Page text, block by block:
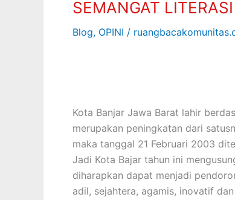
SEMANGAT
Blog, OPINI /
Kota Banjar Jawa Barat lahir
merupakan peningkatan dari
maka tanggal 21 Februari 2003
Jadi Kota Bajar tahun ini
diharapkan dapat menjadi
adil, sejahtera, agamis, inovatif
WUJUDKAN
MASAGI